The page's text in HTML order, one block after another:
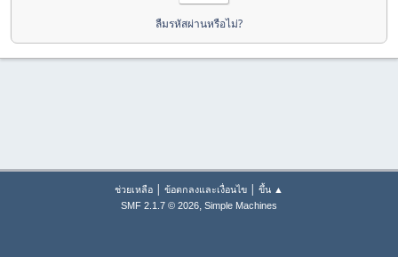
ลืมรหัสผ่านหรือไม่?
ช่วยเหลือ | ข้อตกลงและเงื่อนไข | ขึ้น ▲
SMF 2.1.7 © 2026, Simple Machines